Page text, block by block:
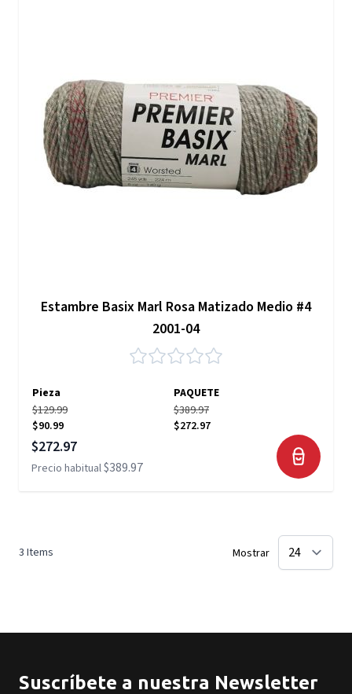
Estambre Basix Marl Rosa Matizado Medio #4
2001-04
Pieza
PAQUETE
$129.99
$90.99
$389.97
$272.97
Precio especial
$272.97
Precio habitual$389.97
3 Items Mostrar
Suscríbete a nuestra Newsletter